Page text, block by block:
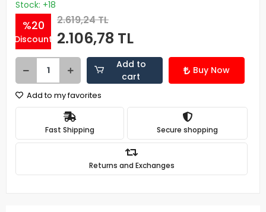
Stock: +18
%20
Discount
2.619,24 TL
2.106,78 TL
Add to
cart
Buy Now
Add to my favorites
Fast Shipping Secure shopping
Returns and Exchanges